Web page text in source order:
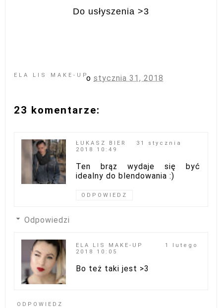
Do usłyszenia >3
ELA LIS MAKE-UPostycznia 31, 2018
23 komentarze:
ŁUKASZ BIER
31 stycznia
2018 10:49
Ten brąz wydaje się być
idealny do blendowania :)
ODPOWIEDZ
Odpowiedzi
ELA LIS MAKE-UP
1 lutego
2018 10:05
Bo też taki jest >3
ODPOWIEDZ